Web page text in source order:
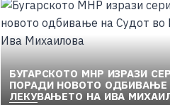
БУГАРСКОТО МНР ИЗРАЗИ
ПОРАДИ НОВОТО ОДБИВАЊЕ
ЛЕКУВАЊЕТО НА ИВА